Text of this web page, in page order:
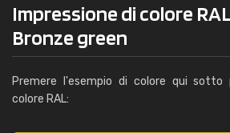
Impressione di colore
Bronze green
Premere l'esempio di colore qui sotto
colore RAL: